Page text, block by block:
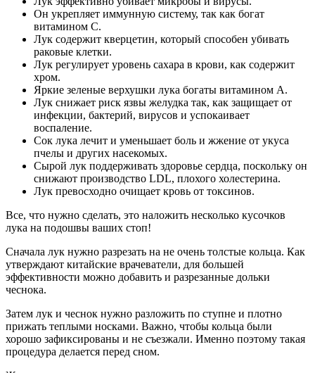
Он укрепляет иммунную систему, так как богат
витамином С.
Лук содержит кверцетин, который способен убивать
раковые клетки.
Лук регулирует уровень сахара в крови, как содержит
хром.
Яркие зеленые верхушки лука богаты витамином А.
Лук снижает риск язвы желудка так, как защищает от
инфекции, бактерий, вирусов и успокаивает
воспаление.
Сок лука лечит и уменьшает боль и жжение от укуса
пчелы и других насекомых.
Сырой лук поддерживать здоровье сердца, поскольку он
снижают производство LDL, плохого холестерина.
Лук превосходно очищает кровь от токсинов.
Все, что нужно сделать, это наложить несколько кусочков
лука на подошвы ваших стоп!
Сначала лук нужно разрезать на не очень толстые кольца. Как
утверждают китайские врачеватели, для большей
эффективности можно добавить и разрезанные дольки
чеснока.
Затем лук и чеснок нужно разложить по ступне и плотно
прижать теплыми носками. Важно, чтобы кольца были
хорошо зафиксированы и не съезжали. Именно поэтому такая
процедура делается перед сном.